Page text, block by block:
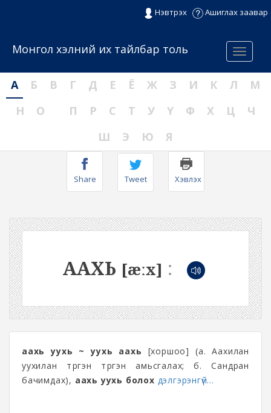
Нэвтрэх Ашиглах заавар
Menu
Монгол хэлний их тайлбар толь
А Б В Г Д Е Ё Ж З И К Л
М
Н
О П Р С Т У Ү Ф Х Ц
Ч
Ш
Э Ю Я
Share Tweet Хэвлэх
ААХЬ [æːx] :
аахь уухь ~ уухь аахь [хоршоо] (а. Аахилан
уухилан түргэн түргэн амьсгалах; б. Сандран
бачимдах), аахь уухь болох дэлгэрэнгүй...